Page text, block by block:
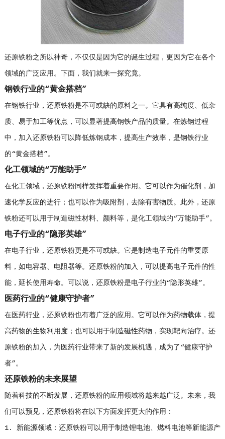
还原铁粉之所以神奇，不仅仅是因为它的诞生过程，更因为它在各个
领域的广泛应用。下面，我们就来一探究竟。
钢铁行业的“黄金搭档”
在钢铁行业，还原铁粉是不可或缺的原料之一。它具有高纯度、低杂
质、易于加工等优点，可以显著提高钢铁产品的质量。在炼钢过程
中，加入还原铁粉可以降低炼钢成本，提高生产效率，是钢铁行业
的“黄金搭档”。
化工领域的“万能助手”
在化工领域，还原铁粉同样发挥着重要作用。它可以作为催化剂，加
速化学反应的进行；也可以作为吸附剂，去除有害物质。此外，还原
铁粉还可以用于制造磁性材料、颜料等，是化工领域的“万能助手”。
电子行业的“隐形英雄”
在电子行业，还原铁粉更是不可或缺。它是制造电子元件的重要原
料，如电容器、电阻器等。还原铁粉的加入，可以提高电子元件的性
能，延长使用寿命。可以说，还原铁粉是电子行业的“隐形英雄”。
医药行业的“健康守护者”
在医药行业，还原铁粉也有着广泛的应用。它可以作为药物载体，提
高药物的生物利用度；也可以用于制造磁性药物，实现靶向治疗。还
原铁粉的加入，为医药行业带来了新的发展机遇，成为了“健康守护
者”。
还原铁粉的未来展望
随着科技的不断发展，还原铁粉的应用领域将越来越广泛。未来，我
们可以预见，还原铁粉将在以下方面发挥更大的作用：
1. 新能源领域：还原铁粉可以用于制造锂电池、燃料电池等新能源产